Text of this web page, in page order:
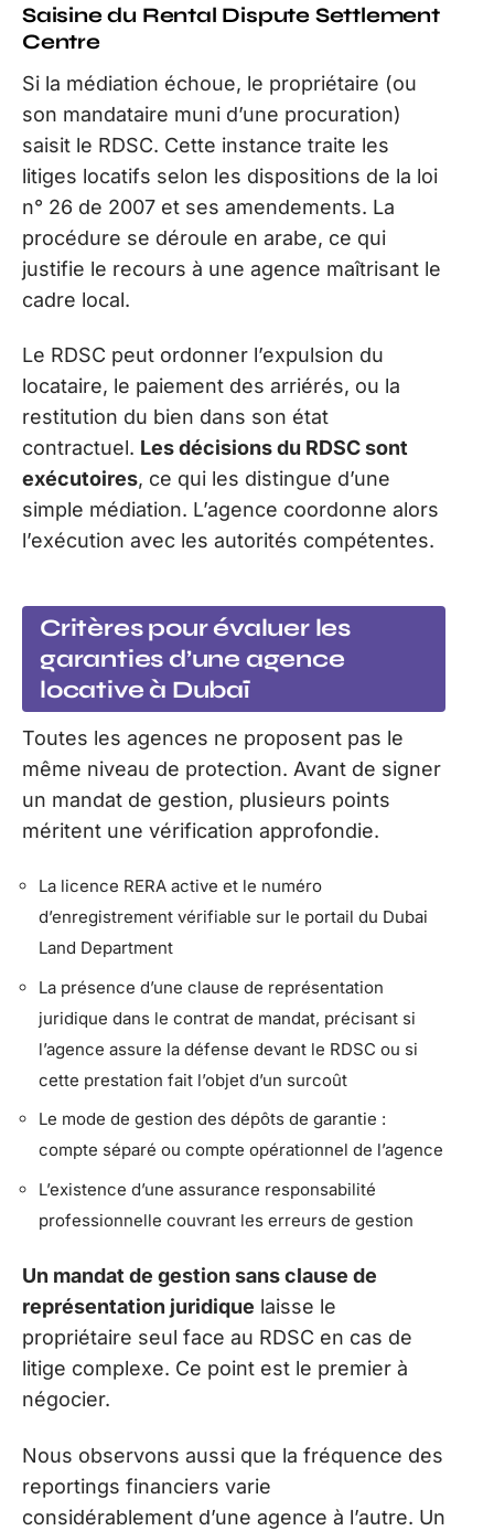
Saisine du Rental Dispute Settlement
Centre
Si la médiation échoue, le propriétaire (ou
son mandataire muni d’une procuration)
saisit le RDSC. Cette instance traite les
litiges locatifs selon les dispositions de la loi
n° 26 de 2007 et ses amendements. La
procédure se déroule en arabe, ce qui
justifie le recours à une agence maîtrisant le
cadre local.
Le RDSC peut ordonner l’expulsion du
locataire, le paiement des arriérés, ou la
restitution du bien dans son état
contractuel. Les décisions du RDSC sont
exécutoires, ce qui les distingue d’une
simple médiation. L’agence coordonne alors
l’exécution avec les autorités compétentes.
Critères pour évaluer les
garanties d’une agence
locative à Dubaï
Toutes les agences ne proposent pas le
même niveau de protection. Avant de signer
un mandat de gestion, plusieurs points
méritent une vérification approfondie.
La licence RERA active et le numéro
d’enregistrement vérifiable sur le portail du Dubai
Land Department
La présence d’une clause de représentation
juridique dans le contrat de mandat, précisant si
l’agence assure la défense devant le RDSC ou si
cette prestation fait l’objet d’un surcoût
Le mode de gestion des dépôts de garantie :
compte séparé ou compte opérationnel de l’agence
L’existence d’une assurance responsabilité
professionnelle couvrant les erreurs de gestion
Un mandat de gestion sans clause de
représentation juridique laisse le
propriétaire seul face au RDSC en cas de
litige complexe. Ce point est le premier à
négocier.
Nous observons aussi que la fréquence des
reportings financiers varie
considérablement d’une agence à l’autre. Un